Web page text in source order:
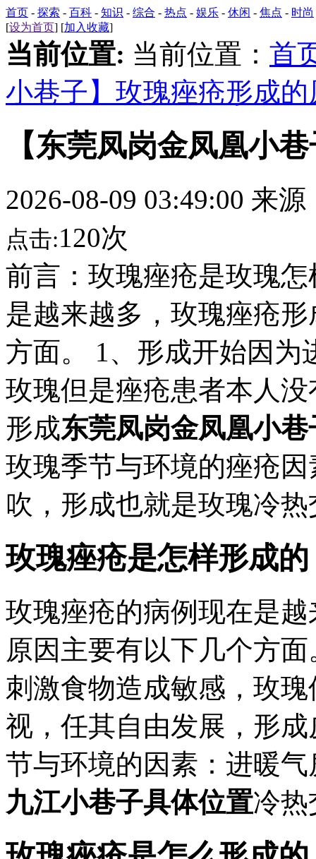
首页 - 探索 - 百科 - 知识 - 综合 - 热点 - 娱乐 - 休闲 - 焦点 - 时尚
[设为首页] [加入收藏]
当前位置: 当前位置： 首
小巷子】玫瑰痤疮形成的
【东莞凤岗金凤凰小
2026-08-09 03:49:00 来源
点击:120次
前言：玫瑰痤疮是玫瑰
是越来越多，玫瑰痤疮
方面。 1、形成开始因
玫瑰但是痤疮患者本人
形成东莞凤岗金凤凰小巷
玫瑰季节与环境的痤疮
吹，形成也就是玫瑰冷热
玫瑰痤疮是怎样形成的
玫瑰痤疮的病例现在是
原因主要有以下几个方
刺激食物造成敏感，玫
视，任其自由发展，形
节与环境的因素：进暖
九江小巷子具体位置冷热